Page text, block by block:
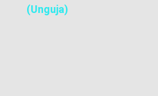
(Unguja)